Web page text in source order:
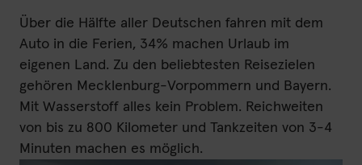
Über die Hälfte aller Deutschen fahren mit dem
Auto in die Ferien, 34% machen Urlaub im
eigenen Land. Zu den beliebtesten Reisezielen
gehören Mecklenburg-Vorpommern und Bayern.
Mit Wasserstoff alles kein Problem. Reichweiten
von bis zu 800 Kilometer und Tankzeiten von 3-4
Minuten machen es möglich.